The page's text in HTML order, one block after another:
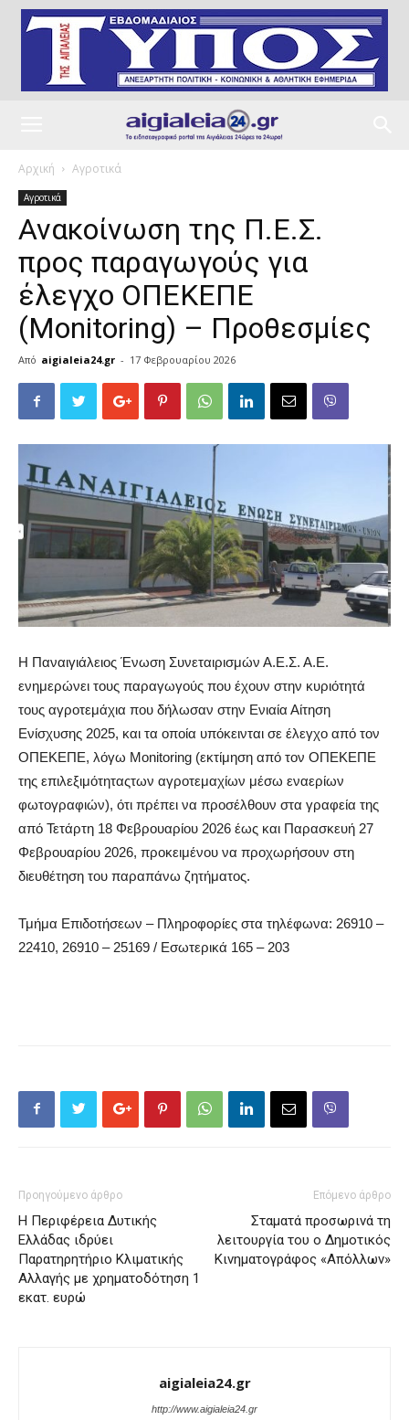
Αρχική Αγροτικά
Αγροτικά
Ανακοίνωση της Π.Ε.Σ.
προς παραγωγούς για
έλεγχο ΟΠΕΚΕΠΕ
(Monitoring) – Προθεσμίες
Από aigialeia24.gr - 17 Φεβρουαρίου 2026
Η Παναιγιάλειος Ένωση Συνεταιρισμών Α.Ε.Σ. Α.Ε.
ενημερώνει τους παραγωγούς που έχουν στην κυριότητά
τους αγροτεμάχια που δήλωσαν στην Ενιαία Αίτηση
Ενίσχυσης 2025, και τα οποία υπόκεινται σε έλεγχο από τον
ΟΠΕΚΕΠΕ, λόγω Μonitoring (εκτίμηση από τον ΟΠΕΚΕΠΕ
της επιλεξιμότηταςτων αγροτεμαχίων μέσω εναερίων
φωτογραφιών), ότι πρέπει να προσέλθουν στα γραφεία της
από Τετάρτη 18 Φεβρουαρίου 2026 έως και Παρασκευή 27
Φεβρουαρίου 2026, προκειμένου να προχωρήσουν στη
διευθέτηση του παραπάνω ζητήματος.
Τμήμα Επιδοτήσεων – Πληροφορίες στα τηλέφωνα: 26910 –
22410, 26910 – 25169 / Εσωτερικά 165 – 203
Προηγούμενο άρθρο
Η Περιφέρεια Δυτικής
Ελλάδας ιδρύει
Παρατηρητήριο Κλιματικής
Αλλαγής με χρηματοδότηση 1
εκατ. ευρώ
Επόμενο άρθρο
Σταματά προσωρινά τη
λειτουργία του ο Δημοτικός
Κινηματογράφος «Απόλλων»
aigialeia24.gr
http://www.aigialeia24.gr